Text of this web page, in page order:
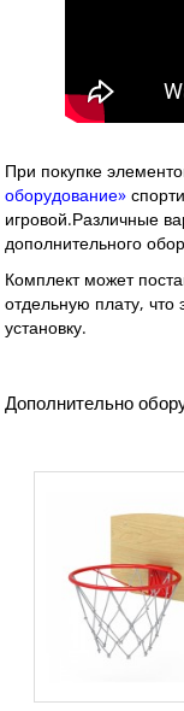
При покупке
оборудование»
игровой.Различные
дополнительного
Комплект может
отдельную плату, что
установку.
Дополнительно